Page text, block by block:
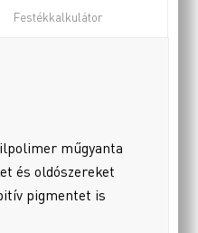
Festékkalkulátor
műgyanta
és oldószereket
pigmentet is